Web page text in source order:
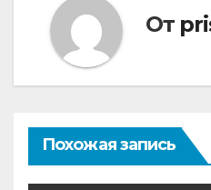
От
Похожая запись